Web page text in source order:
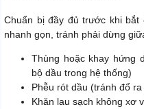
Chuẩn bị đầy đủ trước khi bắt
nhanh gọn, tránh phải dừng
Thùng hoặc khay hứng
bộ dầu trong hệ thống)
Phễu rót dầu (tránh đổ
Khăn lau sạch không xơ